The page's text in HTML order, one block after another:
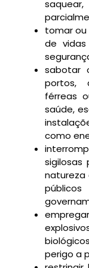
tomar
de
sabotar
portos,
férreas
saúde,
como
sigilosas
natureza
perigo a